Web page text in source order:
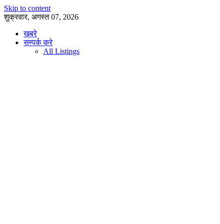
Skip to content
शुक्रवार, अगस्त 07, 2026
खबरे
सम्पर्क करे
All Listings